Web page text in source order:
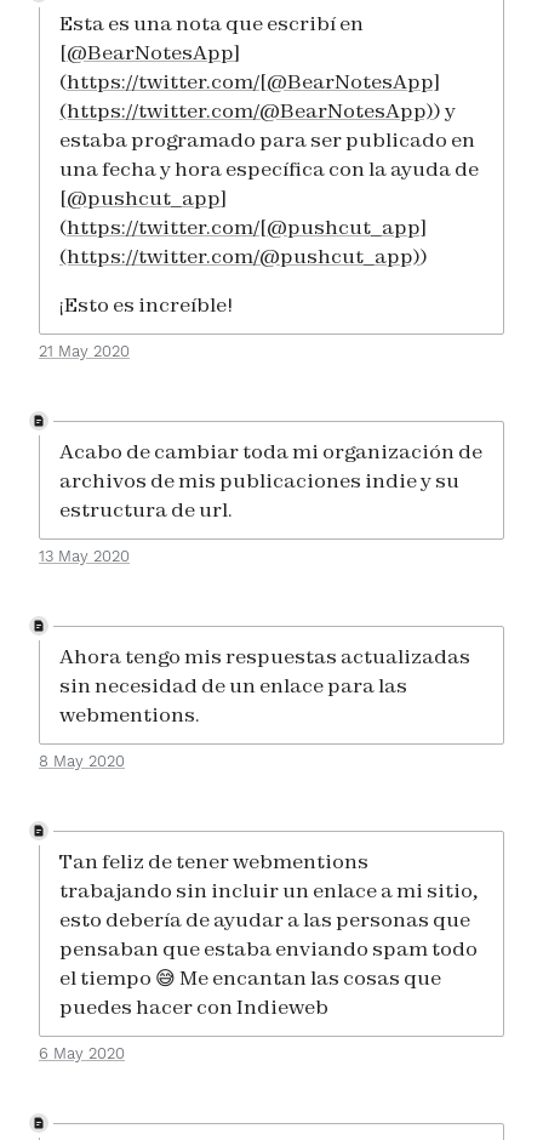
Esta es una nota que escribí en
[@BearNotesApp]
(https://twitter.com/[@BearNotesApp]
(https://twitter.com/@BearNotesApp)) y
estaba programado para ser publicado en
una fecha y hora específica con la ayuda de
[@pushcut_app]
(https://twitter.com/[@pushcut_app]
(https://twitter.com/@pushcut_app))
¡Esto es increíble!
21 May 2020
Acabo de cambiar toda mi organización de
archivos de mis publicaciones indie y su
estructura de url.
13 May 2020
Ahora tengo mis respuestas actualizadas
sin necesidad de un enlace para las
webmentions.
8 May 2020
Tan feliz de tener webmentions
trabajando sin incluir un enlace a mi sitio,
esto debería de ayudar a las personas que
pensaban que estaba enviando spam todo
el tiempo 😅 Me encantan las cosas que
puedes hacer con Indieweb
6 May 2020